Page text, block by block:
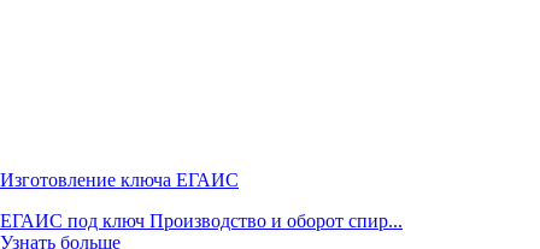
Изготовление ключа ЕГАИС
ЕГАИС под ключ Производство и оборот спир...
Узнать больше